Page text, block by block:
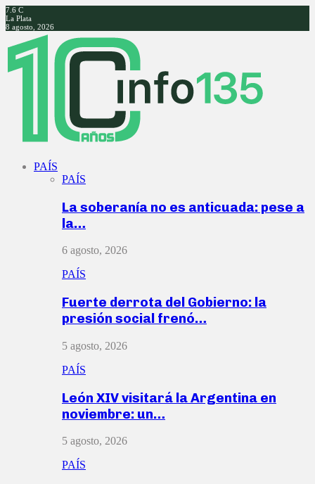
7.6 C
La Plata
8 agosto, 2026
Facebook
Twitter
Instagram
Youtube
PAÍS
PAÍS
La soberanía no es anticuada: pese a
la…
6 agosto, 2026
PAÍS
Fuerte derrota del Gobierno: la
presión social frenó…
5 agosto, 2026
PAÍS
León XIV visitará la Argentina en
noviembre: un…
5 agosto, 2026
PAÍS